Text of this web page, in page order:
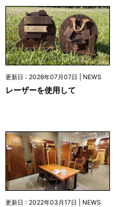
更新日 : 2026年07月07日 | NEWS
レーザーを使用して
更新日 : 2022年03月17日 | NEWS